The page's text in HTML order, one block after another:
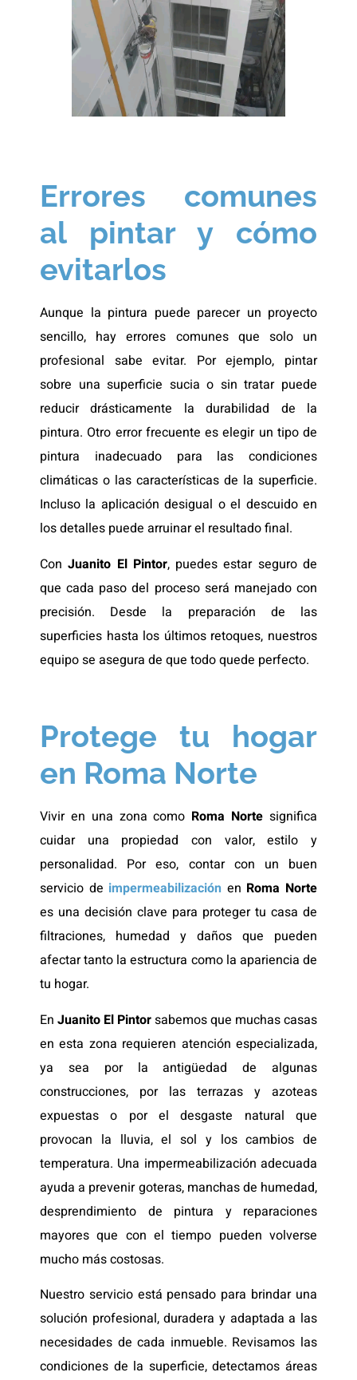
Errores comunes
al pintar y cómo
evitarlos
Aunque la pintura puede parecer un proyecto
sencillo, hay errores comunes que solo un
profesional sabe evitar. Por ejemplo, pintar
sobre una superficie sucia o sin tratar puede
reducir drásticamente la durabilidad de la
pintura. Otro error frecuente es elegir un tipo de
pintura inadecuado para las condiciones
climáticas o las características de la superficie.
Incluso la aplicación desigual o el descuido en
los detalles puede arruinar el resultado final.
ConJuanito El Pintor, puedes estar seguro de
que cada paso del proceso será manejado con
precisión. Desde la preparación de las
superficies hasta los últimos retoques, nuestros
equipo se asegura de que todo quede perfecto.
Protege tu hogar
en Roma Norte
Vivir en una zona como Roma Norte significa
cuidar una propiedad con valor, estilo y
personalidad. Por eso, contar con un buen
servicio de impermeabilización en Roma Norte
es una decisión clave para proteger tu casa de
filtraciones, humedad y daños que pueden
afectar tanto la estructura como la apariencia de
tu hogar.
En Juanito El Pintorsabemos que muchas casas
en esta zona requieren atención especializada,
ya sea por la antigüedad de algunas
construcciones, por las terrazas y azoteas
expuestas o por el desgaste natural que
provocan la lluvia, el sol y los cambios de
temperatura. Una impermeabilización adecuada
ayuda a prevenir goteras, manchas de humedad,
desprendimiento de pintura y reparaciones
mayores que con el tiempo pueden volverse
mucho más costosas.
Nuestro servicio está pensado para brindar una
solución profesional, duradera y adaptada a las
necesidades de cada inmueble. Revisamos las
condiciones de la superficie, detectamos áreas